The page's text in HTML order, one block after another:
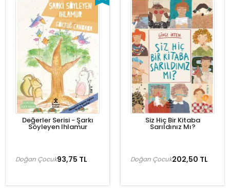
Değerler Serisi - Şarkı
Söyleyen Ihlamur
93,75 TL
Doğan Çocuk
Siz Hiç Bir Kitaba
Sarıldınız Mı?
202,50 TL
Doğan Çocuk